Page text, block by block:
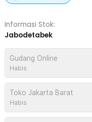
Informasi Stok:
Jabodetabek
Gudang Online
Habis
Toko Jakarta Barat
Habis